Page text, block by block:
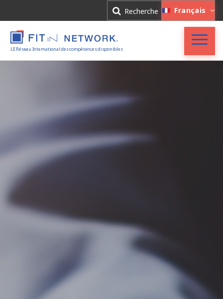
Recherche Français
LE Réseau International des compétences disponibles
Accueil
Entreprises
Actualités
Connexion
Inscription